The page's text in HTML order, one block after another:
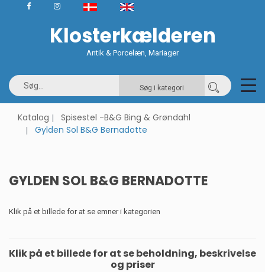
Klosterkælderen
Antik & Porcelæn, Mariager
Søg i kategori
Katalog
Spisestel -B&G Bing & Grøndahl
Gylden Sol B&G Bernadotte
GYLDEN SOL B&G BERNADOTTE
Klik på et billede for at se emner i kategorien
Klik på et billede for at se beholdning, beskrivelse
og priser